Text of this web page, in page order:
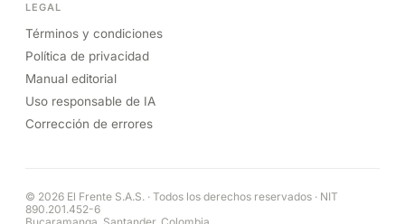
LEGAL
Términos y condiciones
Política de privacidad
Manual editorial
Uso responsable de IA
Corrección de errores
© 2026 El Frente S.A.S. · Todos los derechos reservados · NIT
890.201.452-6